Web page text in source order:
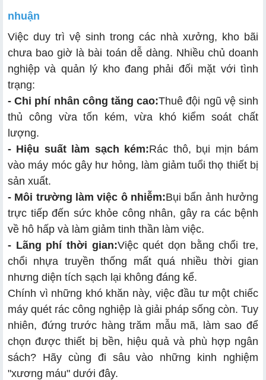
nhuận
Việc duy trì vệ sinh trong các nhà xưởng, kho bãi
chưa bao giờ là bài toán dễ dàng. Nhiều chủ doanh
nghiệp và quản lý kho đang phải đối mặt với tình
trạng:
- Chi phí nhân công tăng cao:Thuê đội ngũ vệ sinh
thủ công vừa tốn kém, vừa khó kiểm soát chất
lượng.
- Hiệu suất làm sạch kém:Rác thô, bụi mịn bám
vào máy móc gây hư hỏng, làm giảm tuổi thọ thiết bị
sản xuất.
- Môi trường làm việc ô nhiễm:Bụi bẩn ảnh hưởng
trực tiếp đến sức khỏe công nhân, gây ra các bệnh
về hô hấp và làm giảm tinh thần làm việc.
- Lãng phí thời gian:Việc quét dọn bằng chổi tre,
chổi nhựa truyền thống mất quá nhiều thời gian
nhưng diện tích sạch lại không đáng kể.
Chính vì những khó khăn này, việc đầu tư một chiếc
máy quét rác công nghiệp là giải pháp sống còn. Tuy
nhiên, đứng trước hàng trăm mẫu mã, làm sao để
chọn được thiết bị bền, hiệu quả và phù hợp ngân
sách? Hãy cùng đi sâu vào những kinh nghiệm
"xương máu" dưới đây.